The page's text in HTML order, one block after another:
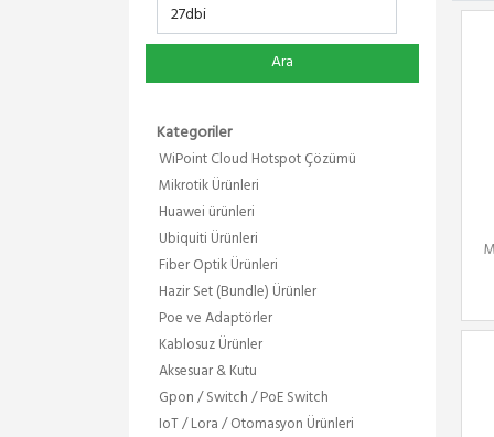
Ara
Kategoriler
WiPoint Cloud Hotspot Çözümü
Mikrotik Ürünleri
Huawei ürünleri
Ubiquiti Ürünleri
Fiber Optik Ürünleri
Hazir Set (Bundle) Ürünler
Poe ve Adaptörler
Kablosuz Ürünler
Aksesuar & Kutu
Gpon / Switch / PoE Switch
IoT / Lora / Otomasyon Ürünleri